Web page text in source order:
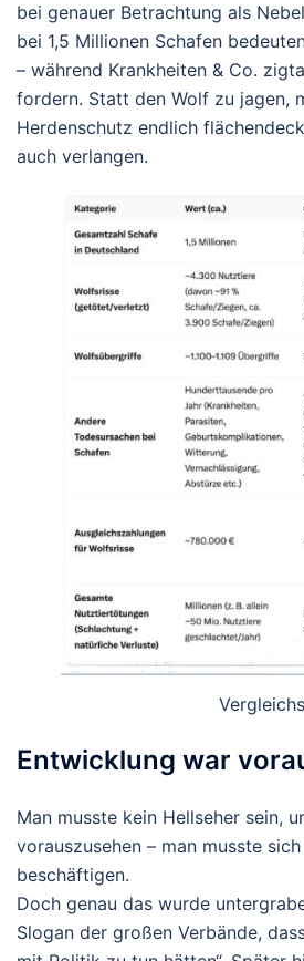
bei genauer Betrachtung als
bei 1,5 Millionen Schafen
– während Krankheiten & Co.
fordern. Statt den Wolf zu jagen,
Herdenschutz endlich
auch verlangen.
Entwicklung war
Man musste kein Hellseher sein,
vorauszusehen – man musste
beschäftigen.
Doch genau das wurde
Slogan der großen Verbände,